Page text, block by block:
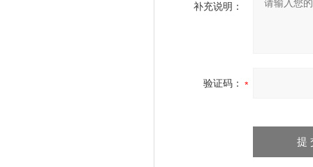
补充说明：
验证码：